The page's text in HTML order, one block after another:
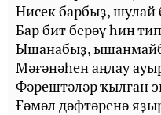
Нисек барбыҙ, шулай
Бар бит берәү һин
Ышанабыҙ,
Мәғәнәһен аңлау
Фәрештәләр ҡылған
Ғәмәл дәфтәренә